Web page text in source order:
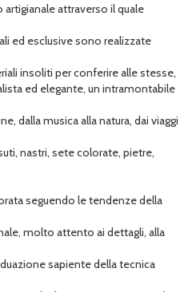
attraverso il quale
ed esclusive sono realizzate
insoliti per conferire alle stesse,
ed elegante, un intramontabile
dalla musica alla natura, dai viaggi
nastri, sete colorate, pietre,
seguendo le tendenze della
molto attento ai dettagli, alla
sapiente della tecnica